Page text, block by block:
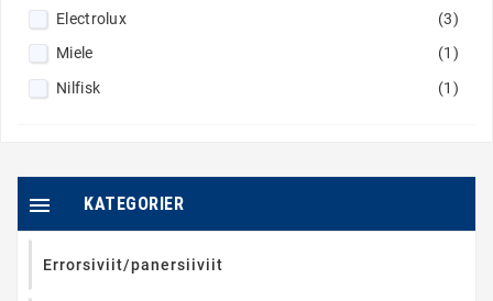
Electrolux
(3)
Miele
(1)
Nilfisk
(1)
KATEGORIER

Errorsiviit/panersiiviit